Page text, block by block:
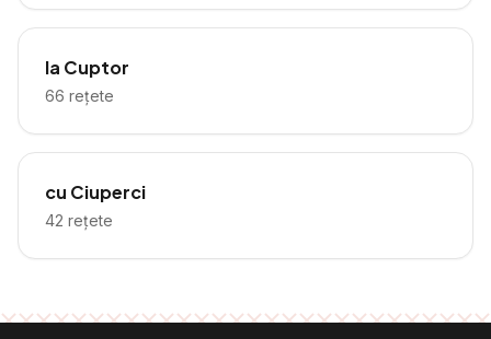
la Cuptor
66 rețete
cu Ciuperci
42 rețete